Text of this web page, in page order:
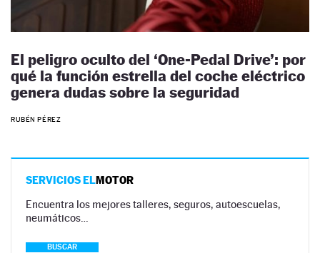
El peligro oculto del ‘One-Pedal Drive’: por
qué la función estrella del coche eléctrico
genera dudas sobre la seguridad
RUBÉN PÉREZ
SERVICIOS ELMOTOR
Encuentra los mejores talleres, seguros, autoescuelas,
neumáticos…
BUSCAR